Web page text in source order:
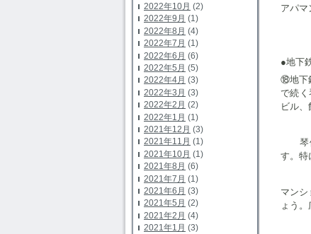
2022年10月 (2)
2022年9月 (1)
2022年8月 (4)
2022年7月 (1)
2022年6月 (6)
2022年5月 (5)
2022年4月 (3)
2022年3月 (3)
2022年2月 (2)
2022年1月 (1)
2021年12月 (3)
2021年11月 (1)
2021年10月 (1)
2021年8月 (6)
2021年7月 (1)
2021年6月 (3)
2021年5月 (2)
2021年2月 (4)
2021年1月 (3)
アパマ
●地下
⑱地下
で続く
ビル
琴
す。特
マンシ
ょう